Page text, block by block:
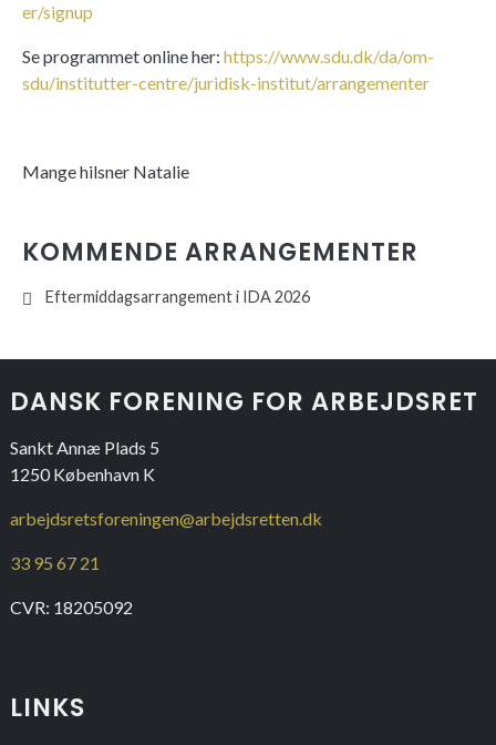
er/signup
Se programmet online her: https://www.sdu.dk/da/om-
sdu/institutter-centre/juridisk-institut/arrangementer
Mange hilsner Natalie
KOMMENDE ARRANGEMENTER
Eftermiddagsarrangement i IDA 2026
DANSK FORENING FOR ARBEJDSRET
Sankt Annæ Plads 5
1250 København K
arbejdsretsforeningen@arbejdsretten.dk
33 95 67 21
CVR: 18205092
LINKS